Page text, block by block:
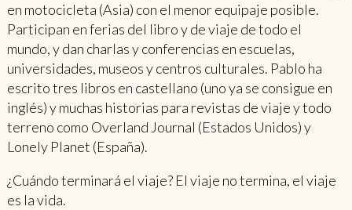
en motocicleta (Asia) con el menor equipaje posible.
Participan en ferias del libro y de viaje de todo el
mundo, y dan charlas y conferencias en escuelas,
universidades, museos y centros culturales. Pablo ha
escrito tres libros en castellano (uno ya se consigue en
inglés) y muchas historias para revistas de viaje y todo
terreno como Overland Journal (Estados Unidos) y
Lonely Planet (España).
¿Cuándo terminará el viaje? El viaje no termina, el viaje
es la vida.